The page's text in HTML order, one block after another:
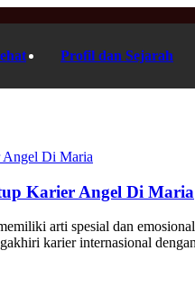
Profil dan Sejarah
Karier Angel Di Maria
arti spesial dan
karier internasional